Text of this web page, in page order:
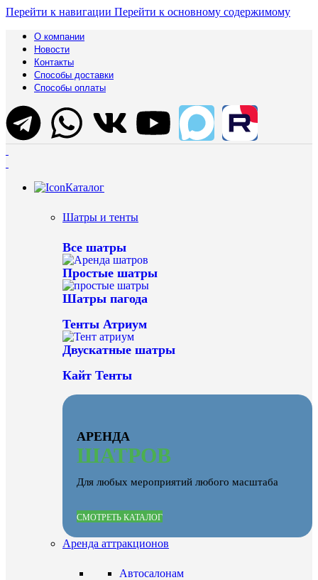
Перейти к навигации Перейти к основному содержимому
О компании
Новости
Контакты
Способы доставки
Способы оплаты
Каталог
Шатры и тенты
Все шатры
Простые шатры
Шатры пагода
Тенты Атриум
Двускатные шатры
Кайт Тенты
АРЕНДА
ШАТРОВ
Для любых мероприятий любого масштаба
СМОТРЕТЬ КАТАЛОГ
Аренда аттракционов
Автосалонам